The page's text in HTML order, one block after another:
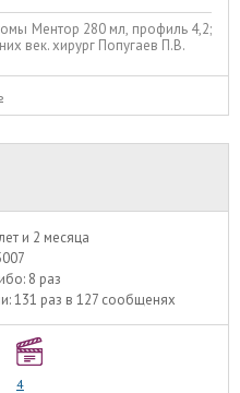
Ментор 280 мл, профиль 4,2;
век. хирург Попугаев П.В.
и 2 месяца
8 раз
131 раз в 127 сообщенях
4